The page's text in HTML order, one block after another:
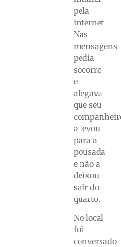
pela
internet.
Nas
mensagens
pedia
socorro
e
alegava
que seu
a levou
para a
pousada
e não a
deixou
sair do
quarto.
No local
foi
conversado